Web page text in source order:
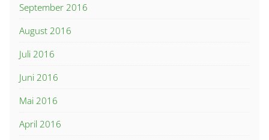
September 2016
August 2016
Juli 2016
Juni 2016
Mai 2016
April 2016